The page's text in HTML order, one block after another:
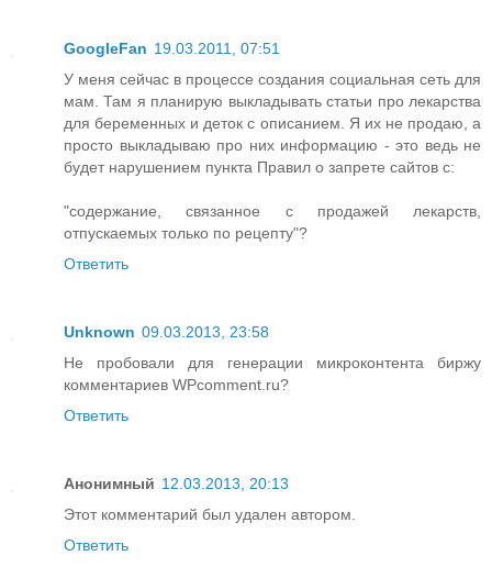
GoogleFan 19.03.2011, 07:51
У меня сейчас в процессе создания социальная сеть для
мам. Там я планирую выкладывать статьи про лекарства
для беременных и деток с описанием. Я их не продаю, а
просто выкладываю про них информацию - это ведь не
будет нарушением пункта Правил о запрете сайтов с:
"содержание, связанное с продажей лекарств,
отпускаемых только по рецепту"?
Ответить
Unknown 09.03.2013, 23:58
Не пробовали для генерации микроконтента биржу
комментариев WPcomment.ru?
Ответить
Анонимный 12.03.2013, 20:13
Этот комментарий был удален автором.
Ответить